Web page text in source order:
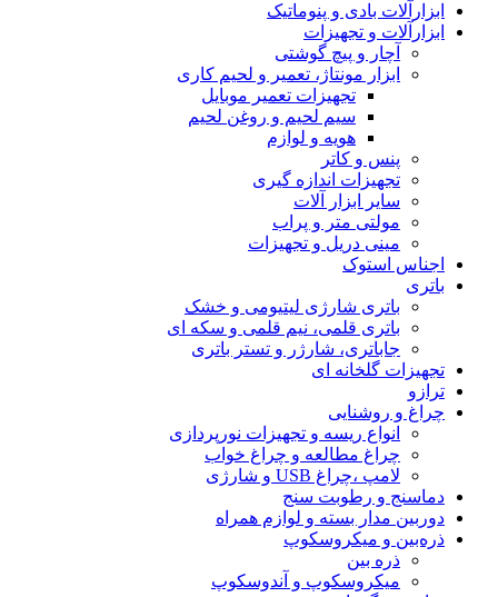
ابزارآلات بادی و پنوماتیک
ابزارآلات و تجهیزات
آچار و پیچ گوشتی
ابزار مونتاژ، تعمیر و لحیم کاری
تجهیزات تعمیر موبایل
سیم لحیم و روغن لحیم
هویه و لوازم
پنس و کاتر
تجهیزات اندازه گیری
سایر ابزار آلات
مولتی متر و پراب
مینی دریل و تجهیزات
اجناس استوک
باتری
باتری شارژی لیتیومی و خشک
باتری قلمی، نیم قلمی و سکه ای
جاباتری، شارژر و تستر باتری
تجهیزات گلخانه ای
ترازو
چراغ و روشنایی
انواع ریسه و تجهیزات نورپردازی
چراغ مطالعه و چراغ خواب
لامپ ،چراغ USB و شارژی
دماسنج و رطوبت سنج
دوربین مدار بسته و لوازم همراه
ذره‌بین و میکروسکوپ
ذره بین
میکروسکوپ و آندوسکوپ